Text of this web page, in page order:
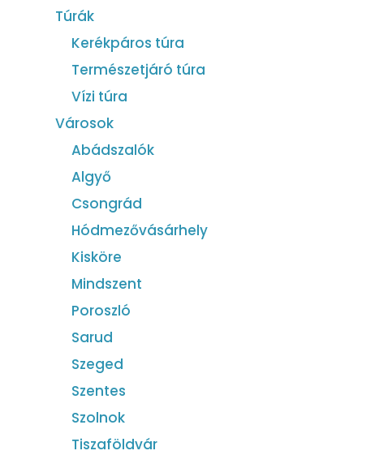
Túrák
Kerékpáros túra
Természetjáró túra
Vízi túra
Városok
Abádszalók
Algyő
Csongrád
Hódmezővásárhely
Kisköre
Mindszent
Poroszló
Sarud
Szeged
Szentes
Szolnok
Tiszaföldvár